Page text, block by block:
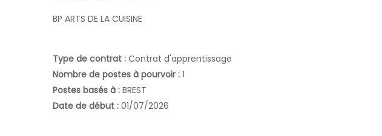
BP ARTS DE LA CUISINE
Type de contrat : Contrat d'apprentissage
Nombre de postes à pourvoir : 1
Postes basés à : BREST
Date de début : 01/07/2026